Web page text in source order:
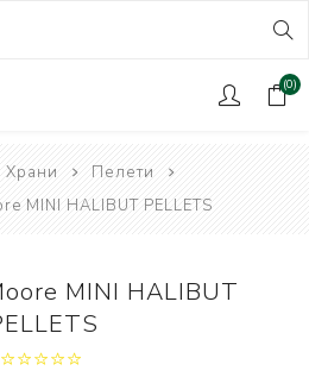
(0)
Храни
Пелети
MINI HALIBUT PELLETS
MINI HALIBUT